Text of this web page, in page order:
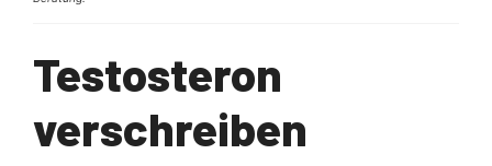
Testosteron
verschreiben